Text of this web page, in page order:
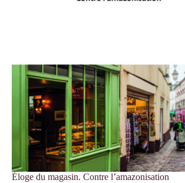
Éloge du magasin. Contre l’amazonisation